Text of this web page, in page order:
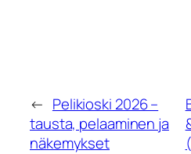
← Pelikioski 2026 –
tausta, pelaaminen ja
näkemykset